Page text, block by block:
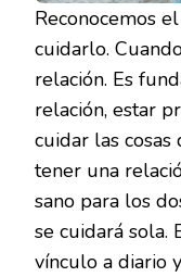
Reconocemos
cuidarlo.
relación. Es
relación, estar
cuidar las
tener una
sano para los
se cuidará sola.
vínculo a diario